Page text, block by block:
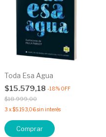
Toda Esa Agua
$15.579,18 -18% OFF
$18.999,00
3 x$5.193,06sin interés